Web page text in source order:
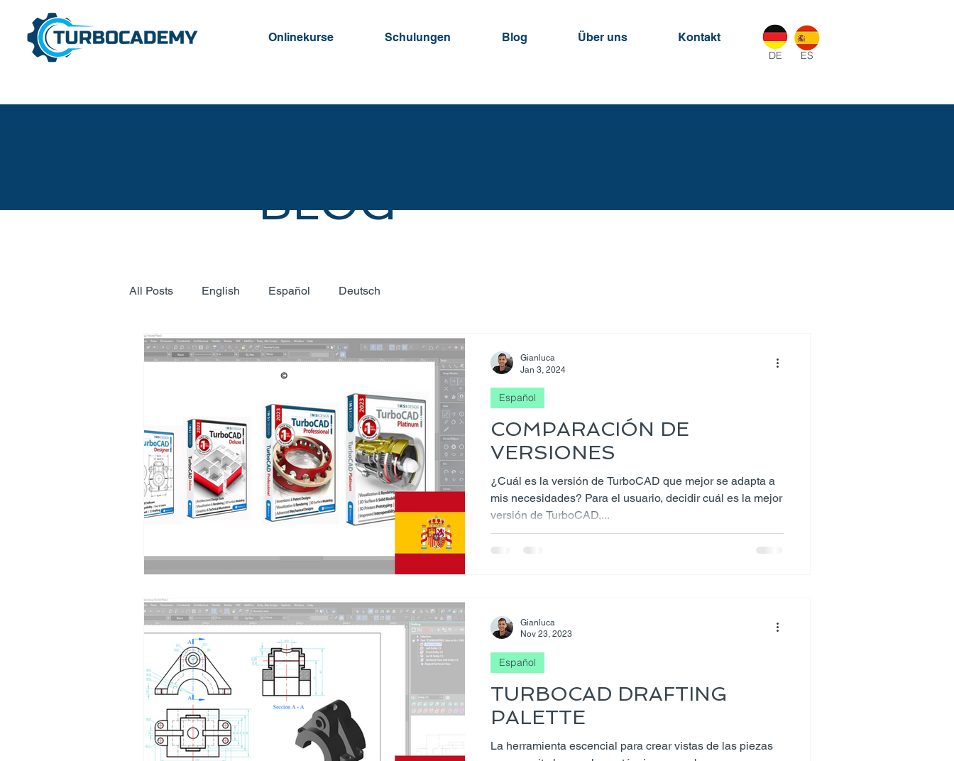
ES
DE
Onlinekurse Schulungen Blog Über uns Kontakt
BLOG
All Posts English Español Deutsch
COMPARACIÓN DE
VERSIONES
¿Cuál es la versión de TurboCAD que mejor se adapta a
mis necesidades? Para el usuario, decidir cuál es la mejor
versión de TurboCAD,...
Español
Gianluca
Jan 3, 2024
TURBOCAD DRAFTING
PALETTE
La herramienta escencial para crear vistas de las piezas
Español
Gianluca
Nov 23, 2023